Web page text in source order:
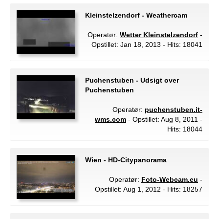
Kleinstelzendorf - Weathercam
Operatør: Wetter Kleinstelzendorf -
Opstillet: Jan 18, 2013 - Hits: 18041
Puchenstuben - Udsigt over
Puchenstuben
Operatør: puchenstuben.it-
wms.com - Opstillet: Aug 8, 2011 -
Hits: 18044
Wien - HD-Citypanorama
Operatør: Foto-Webcam.eu -
Opstillet: Aug 1, 2012 - Hits: 18257